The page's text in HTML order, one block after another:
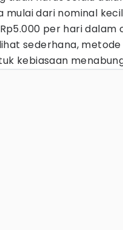
mulai dari nominal
per hari dalam
sederhana,
kebiasaan